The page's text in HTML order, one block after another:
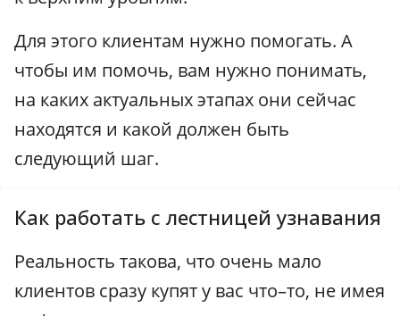
Для этого клиентам нужно помогать. А
чтобы им помочь, вам нужно понимать,
на каких актуальных этапах они сейчас
находятся и какой должен быть
следующий шаг.
Как работать с лестницей узнавания
Реальность такова, что очень мало
клиентов сразу купят у вас что–то, не имея